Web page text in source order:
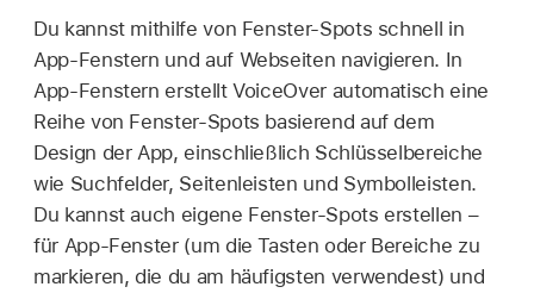
Du kannst mithilfe von Fenster-Spots schnell in
App-Fenstern und auf Webseiten navigieren. In
App-Fenstern erstellt VoiceOver automatisch eine
Reihe von Fenster-Spots basierend auf dem
Design der App, einschließlich Schlüsselbereiche
wie Suchfelder, Seitenleisten und Symbolleisten.
Du kannst auch eigene Fenster-Spots erstellen –
für App-Fenster (um die Tasten oder Bereiche zu
markieren, die du am häufigsten verwendest) und